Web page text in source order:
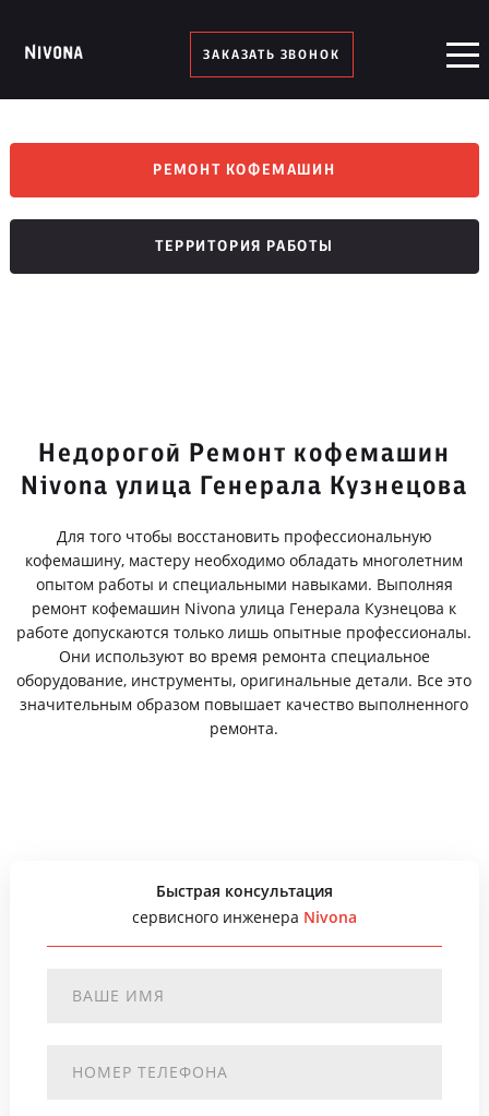
ЗАКАЗАТЬ ЗВОНОК
РЕМОНТ КОФЕМАШИН
ТЕРРИТОРИЯ РАБОТЫ
Недорогой Ремонт кофемашин
Nivona улица Генерала Кузнецова
Для того чтобы восстановить профессиональную
кофемашину, мастеру необходимо обладать многолетним
опытом работы и специальными навыками. Выполняя
ремонт кофемашин Nivona улица Генерала Кузнецова к
работе допускаются только лишь опытные профессионалы.
Они используют во время ремонта специальное
оборудование, инструменты, оригинальные детали. Все это
значительным образом повышает качество выполненного
ремонта.
Быстрая консультация
сервисного инженера Nivona